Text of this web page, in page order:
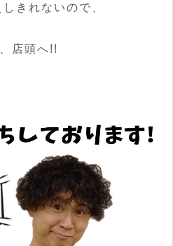
きれないので、
店頭へ!!